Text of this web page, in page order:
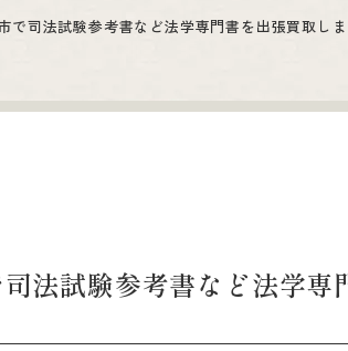
で司法試験参考書など法学専門書を出張買取し
法試験参考書など法学